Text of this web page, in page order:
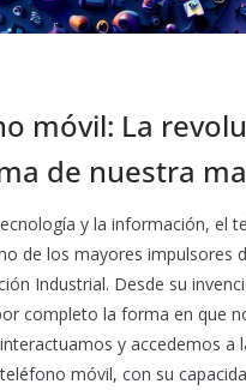
móvil: La
de nuestra
y la información, el
de los mayores impulsores
Industrial. Desde su
completo la forma en que
y accedemos a
móvil, con su